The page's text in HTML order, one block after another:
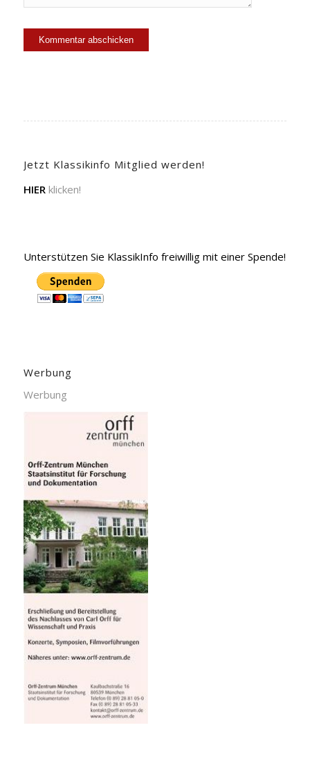
Jetzt Klassikinfo Mitglied werden!
HIERklicken!
Unterstützen Sie KlassikInfo freiwillig mit einer Spende!
Werbung
Werbung